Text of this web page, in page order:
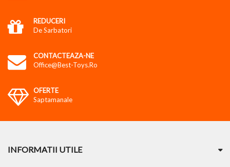
REDUCERI
De Sarbatori
CONTACTEAZA-NE
Office@best-Toys.ro
OFERTE
Saptamanale
INFORMATII UTILE